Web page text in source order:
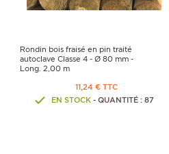
Rondin bois fraisé en pin traité
autoclave Classe 4 - Ø 80 mm -
Long. 2,00 m
11,24 € TTC
EN STOCK- QUANTITÉ : 87